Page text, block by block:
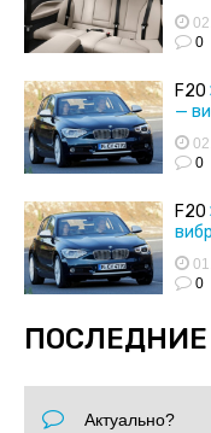
0
F20
—
0
F20
0
Актуально?